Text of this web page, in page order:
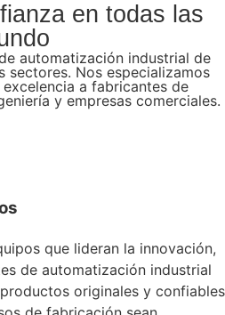
en todas las
automatización industrial de
sectores. Nos especializamos
a fabricantes de
y empresas comerciales.
que lideran la innovación,
de automatización industrial
originales y confiables